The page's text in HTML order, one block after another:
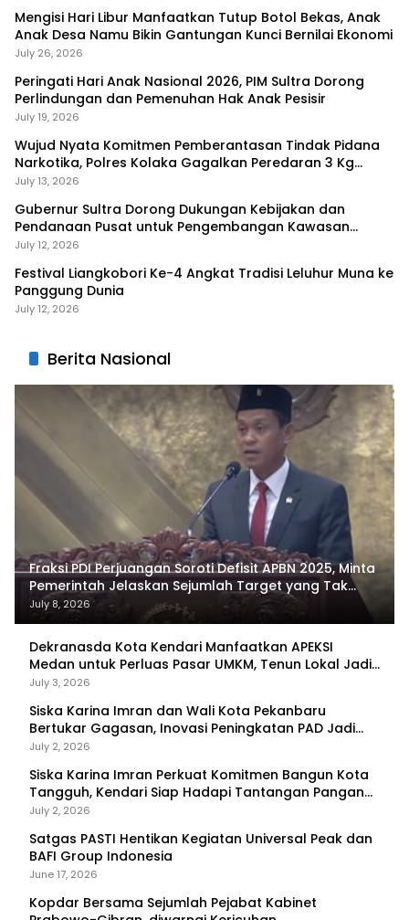
Mengisi Hari Libur Manfaatkan Tutup Botol Bekas, Anak
Anak Desa Namu Bikin Gantungan Kunci Bernilai Ekonomi
July 26, 2026
Peringati Hari Anak Nasional 2026, PIM Sultra Dorong
Perlindungan dan Pemenuhan Hak Anak Pesisir
July 19, 2026
Wujud Nyata Komitmen Pemberantasan Tindak Pidana
Narkotika, Polres Kolaka Gagalkan Peredaran 3 Kg
Sabu-Sabu
July 13, 2026
Gubernur Sultra Dorong Dukungan Kebijakan dan
Pendanaan Pusat untuk Pengembangan Kawasan
Liangkobhori
July 12, 2026
Festival Liangkobori Ke-4 Angkat Tradisi Leluhur Muna ke
Panggung Dunia
July 12, 2026
Berita Nasional
Fraksi PDI Perjuangan Soroti Defisit APBN 2025, Minta
Pemerintah Jelaskan Sejumlah Target yang Tak
Tercapai
July 8, 2026
Dekranasda Kota Kendari Manfaatkan APEKSI
Medan untuk Perluas Pasar UMKM, Tenun Lokal Jadi
Primadona
July 3, 2026
Siska Karina Imran dan Wali Kota Pekanbaru
Bertukar Gagasan, Inovasi Peningkatan PAD Jadi
Fokus Diskusi
July 2, 2026
Siska Karina Imran Perkuat Komitmen Bangun Kota
Tangguh, Kendari Siap Hadapi Tantangan Pangan
dan Bencana
July 2, 2026
Satgas PASTI Hentikan Kegiatan Universal Peak dan
BAFI Group Indonesia
June 17, 2026
Kopdar Bersama Sejumlah Pejabat Kabinet